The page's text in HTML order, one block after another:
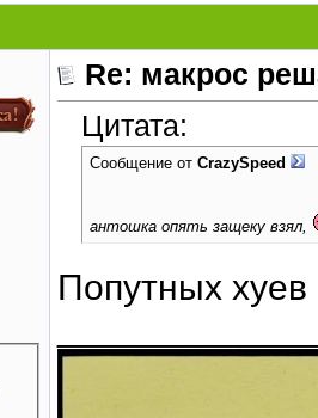
Re: макрос
Цитата:
Сообщение от CrаzySpeed
антошка опять защеку взял,
Попутных